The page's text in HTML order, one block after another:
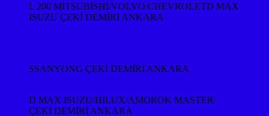
L 200 MİTSUBİSHİ/VOLVO/CHEVROLETD MAX
ISUZU ÇEKİ DEMİRİ ANKARA
SSANYONG ÇEKİ DEMİRİ ANKARA
D MAX ISUZU/HILUX/AMOROK MASTER/
ÇEKİ DEMİRİ ANKARA